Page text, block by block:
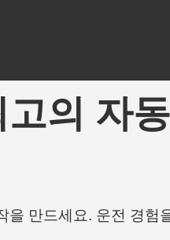
의 자
만드세요. 운전 경험